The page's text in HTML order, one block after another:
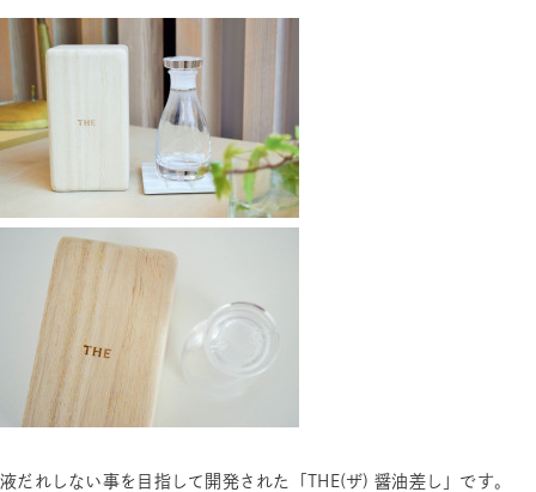
液だれしない事を目指して開発された「THE(ザ) 醤油差し」です。